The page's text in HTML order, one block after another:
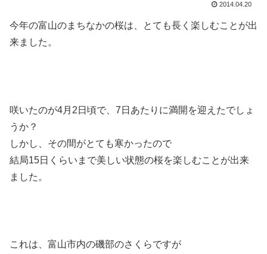
2014.04.20
今年の富山のまちなかの桜は、とても長く楽しむことが出
来ました。
咲いたのが4月2日頃で、7日あたりに満開を迎えたでしょ
うか？
しかし、その間がとても寒かったので
結局15日くらいまで美しい状態の桜を楽しむことが出来
ました。
これは、富山市内の磯部のさくらですが